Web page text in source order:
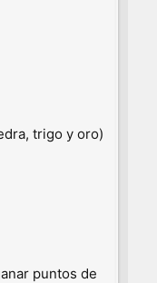
trigo y oro)
puntos de